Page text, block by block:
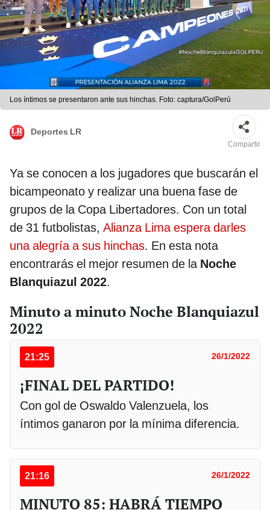
Los íntimos se presentaron ante sus hinchas. Foto: captura/GolPerú
Deportes LR
Compartir
Ya se conocen a los jugadores que buscarán el
bicampeonato y realizar una buena fase de
grupos de la Copa Libertadores. Con un total
de 31 futbolistas, Alianza Lima espera darles
una alegría a sus hinchas. En esta nota
encontrarás el mejor resumen de la Noche
Blanquiazul 2022.
Minuto a minuto Noche Blanquiazul
2022
21:25 26/1/2022
¡FINAL DEL PARTIDO!
Con gol de Oswaldo Valenzuela, los
íntimos ganaron por la mínima diferencia.
21:16 26/1/2022
MINUTO 85: HABRÁ TIEMPO